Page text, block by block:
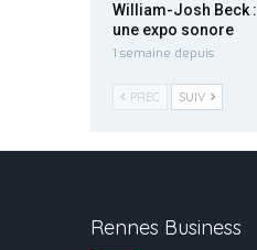
William-Josh Beck :
une expo sonore
1 semaine depuis
PREC SUIV
Rennes Business